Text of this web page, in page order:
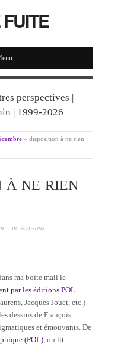
perspectives |
| 1999-2026
» disposition à ne rien
À NE RIEN
· in écrivains
ma boîte mail le
par les éditions POL
Jacques Jouet, etc.)
dessins de François
et émouvants. De
(POL) , on lit :